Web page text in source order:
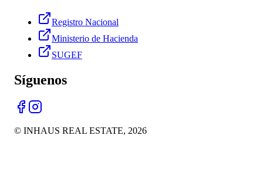
Registro Nacional
Ministerio de Hacienda
SUGEF
Síguenos
© INHAUS REAL ESTATE, 2026